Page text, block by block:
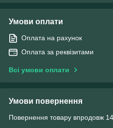
Умови оплати
Оплата на рахунок
Оплата за реквізитами
Всі умови оплати
Умови повернення
Повернення товару впродовж